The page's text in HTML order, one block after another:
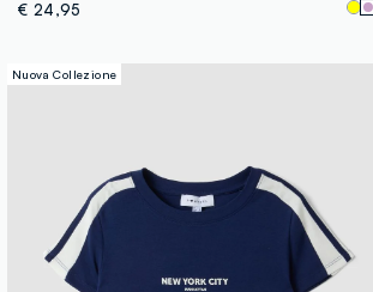
€ 24,95
Nuova Collezione